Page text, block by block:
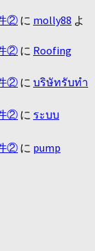
② に molly88 よ
② に Roofing
② に บริษัทรับทำ
② に ระบบ
② に pump